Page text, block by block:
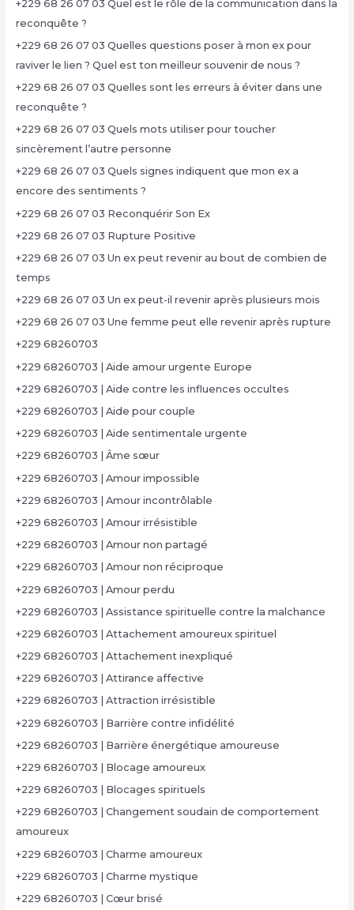
+229 68 26 07 03 Quel est le rôle de la communication dans la
reconquête ?
+229 68 26 07 03 Quelles questions poser à mon ex pour
raviver le lien ? Quel est ton meilleur souvenir de nous ?
+229 68 26 07 03 Quelles sont les erreurs à éviter dans une
reconquête ?
+229 68 26 07 03 Quels mots utiliser pour toucher
sincèrement l’autre personne
+229 68 26 07 03 Quels signes indiquent que mon ex a
encore des sentiments ?
+229 68 26 07 03 Reconquérir Son Ex
+229 68 26 07 03 Rupture Positive
+229 68 26 07 03 Un ex peut revenir au bout de combien de
temps
+229 68 26 07 03 Un ex peut-il revenir après plusieurs mois
+229 68 26 07 03 Une femme peut elle revenir après rupture
+229 68260703
+229 68260703 | Aide amour urgente Europe
+229 68260703 | Aide contre les influences occultes
+229 68260703 | Aide pour couple
+229 68260703 | Aide sentimentale urgente
+229 68260703 | Âme sœur
+229 68260703 | Amour impossible
+229 68260703 | Amour incontrôlable
+229 68260703 | Amour irrésistible
+229 68260703 | Amour non partagé
+229 68260703 | Amour non réciproque
+229 68260703 | Amour perdu
+229 68260703 | Assistance spirituelle contre la malchance
+229 68260703 | Attachement amoureux spirituel
+229 68260703 | Attachement inexpliqué
+229 68260703 | Attirance affective
+229 68260703 | Attraction irrésistible
+229 68260703 | Barrière contre infidélité
+229 68260703 | Barrière énergétique amoureuse
+229 68260703 | Blocage amoureux
+229 68260703 | Blocages spirituels
+229 68260703 | Changement soudain de comportement
amoureux
+229 68260703 | Charme amoureux
+229 68260703 | Charme mystique
+229 68260703 | Cœur brisé